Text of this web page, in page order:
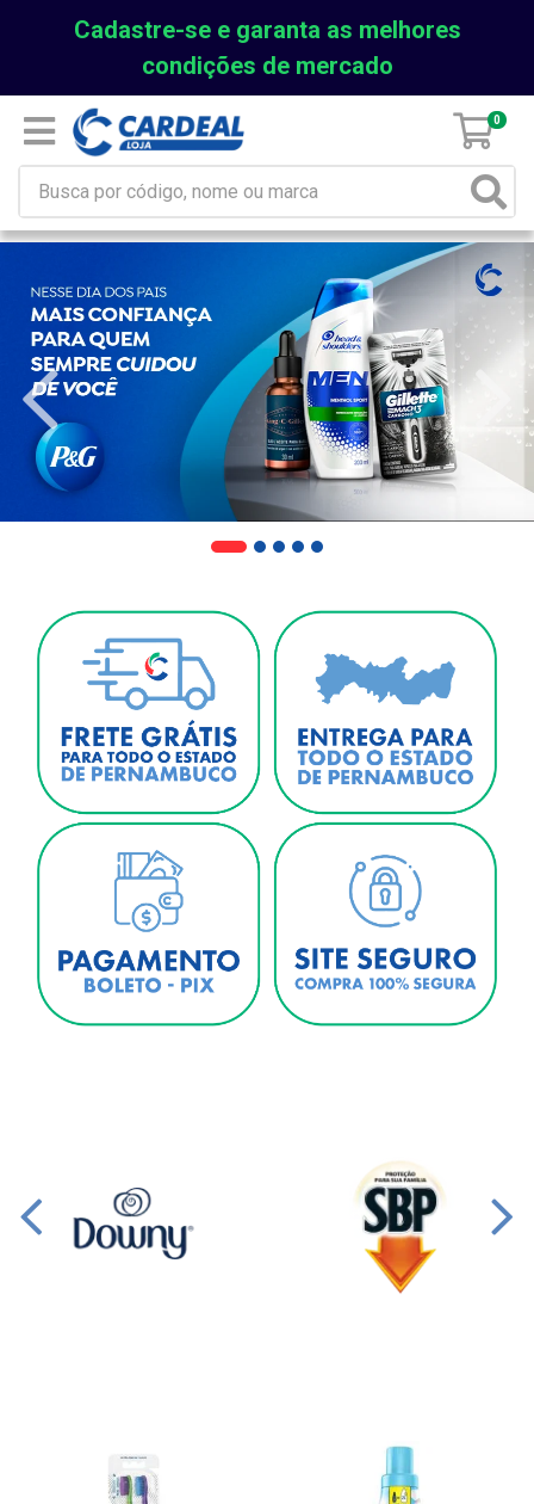
Cadastre-se e garanta as melhores
condições de mercado
0